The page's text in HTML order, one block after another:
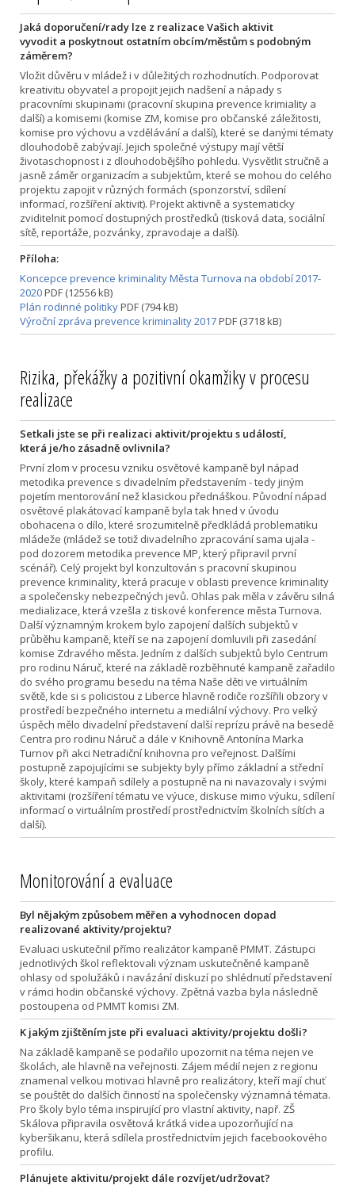
Jaká doporučení/rady lze z realizace Vašich aktivit
vyvodit a poskytnout ostatním obcím/městům s podobným
záměrem?
Vložit důvěru v mládež i v důležitých rozhodnutích. Podporovat
kreativitu obyvatel a propojit jejich nadšení a nápady s
pracovními skupinami (pracovní skupina prevence krimiality a
další) a komisemi (komise ZM, komise pro občanské záležitosti,
komise pro výchovu a vzdělávání a další), které se danými tématy
dlouhodobě zabývají. Jejich společné výstupy mají větší
životaschopnost i z dlouhodobějšího pohledu. Vysvětlit stručně a
jasně záměr organizacím a subjektům, které se mohou do celého
projektu zapojit v různých formách (sponzorství, sdílení
informací, rozšíření aktivit). Projekt aktivně a systematicky
zviditelnit pomocí dostupných prostředků (tisková data, sociální
sítě, reportáže, pozvánky, zpravodaje a další).
Příloha:
Koncepce prevence kriminality Města Turnova na období 2017-
2020PDF (12556 kB)
Plán rodinné politikyPDF (794 kB)
Výroční zpráva prevence kriminality 2017PDF (3718 kB)
Rizika, překážky a pozitivní okamžiky v procesu
realizace
Setkali jste se při realizaci aktivit/projektu s událostí,
která je/ho zásadně ovlivnila?
První zlom v procesu vzniku osvětové kampaně byl nápad
metodika prevence s divadelním představením - tedy jiným
pojetím mentorování než klasickou přednáškou. Původní nápad
osvětové plakátovací kampaně byla tak hned v úvodu
obohacena o dílo, které srozumitelně předkládá problematiku
mládeže (mládež se totiž divadelního zpracování sama ujala -
pod dozorem metodika prevence MP, který připravil první
scénář). Celý projekt byl konzultován s pracovní skupinou
prevence kriminality, která pracuje v oblasti prevence kriminality
a společensky nebezpečných jevů. Ohlas pak měla v závěru silná
medializace, která vzešla z tiskové konference města Turnova.
Další významným krokem bylo zapojení dalších subjektů v
průběhu kampaně, kteří se na zapojení domluvili při zasedání
komise Zdravého města. Jedním z dalších subjektů bylo Centrum
pro rodinu Náruč, které na základě rozběhnuté kampaně zařadilo
do svého programu besedu na téma Naše děti ve virtuálním
světě, kde si s policistou z Liberce hlavně rodiče rozšířili obzory v
prostředí bezpečného internetu a mediální výchovy. Pro velký
úspěch mělo divadelní představení další reprízu právě na besedě
Centra pro rodinu Náruč a dále v Knihovně Antonína Marka
Turnov při akci Netradiční knihovna pro veřejnost. Dalšími
postupně zapojujícími se subjekty byly přímo základní a střední
školy, které kampaň sdílely a postupně na ni navazovaly i svými
aktivitami (rozšíření tématu ve výuce, diskuse mimo výuku, sdílení
informací o virtuálním prostředí prostřednictvím školních sítích a
další).
Monitorování a evaluace
Byl nějakým způsobem měřen a vyhodnocen dopad
realizované aktivity/projektu?
Evaluaci uskutečnil přímo realizátor kampaně PMMT. Zástupci
jednotlivých škol reflektovali význam uskutečněné kampaně
ohlasy od spolužáků i navázání diskuzí po shlédnutí představení
v rámci hodin občanské výchovy. Zpětná vazba byla následně
postoupena od PMMT komisi ZM.
K jakým zjištěním jste při evaluaci aktivity/projektu došli?
Na základě kampaně se podařilo upozornit na téma nejen ve
školách, ale hlavně na veřejnosti. Zájem médií nejen z regionu
znamenal velkou motivaci hlavně pro realizátory, kteří mají chuť
se pouštět do dalších činností na společensky významná témata.
Pro školy bylo téma inspirující pro vlastní aktivity, např. ZŠ
Skálova připravila osvětová krátká videa upozorňující na
kyberšikanu, která sdílela prostřednictvím jejich facebookového
profilu.
Plánujete aktivitu/projekt dále rozvíjet/udržovat?